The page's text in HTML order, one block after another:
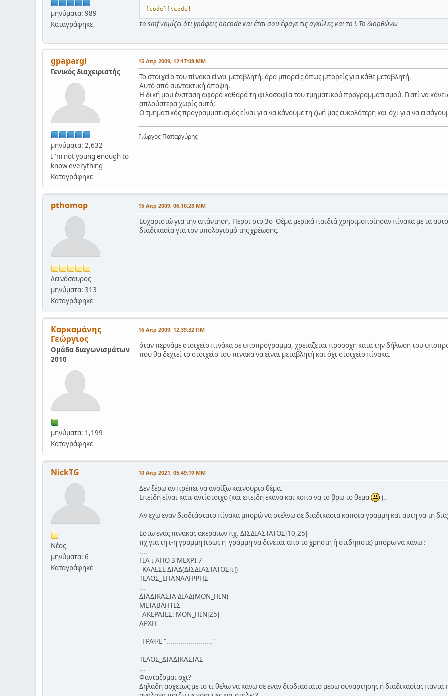
μηνύματα: 989
Καταγράφηκε
[code] [\code]
το smf νομίζει ότι γράφεις bbcode και έτσι σου έφαγε τις αγκύλες και το i. Το διορθώνω
gpapargi
Γενικός διαχειριστής
μηνύματα: 2,632
I 'm not young enough to
know everything
Καταγράφηκε
15 Απρ 2009, 12:17:08 ΜΜ
Το στοιχείο του πίνακα είναι μεταβλητή, άρα μπορείς όπως μπορείς για κάθε μεταβλητή.
Αυτό από συντακτική άποψη.
Η δική μου ένσταση αφορά καθαρά τη φιλοσοφία του τμηματικού προγραμματισμού. Γιατί να
απλούστερα χωρίς αυτό;
Ο τμηματικός προγραμματισμός είναι για να κάνουμε τη ζωή μας ευκολότερη και όχι για να
Γιώργος Παπαργύρης
pthomop
Δεινόσαυρος
μηνύματα: 313
Καταγράφηκε
15 Απρ 2009, 06:10:28 ΜΜ
Eυχαριστώ για την απάντηση. Περσι στο 3ο Θέμα μερικά παιδιά χρησιμοποίησαν πίνακα με τα
διαδικασία για τον υπολογισμό της χρέωσης.
Καρκαμάνης
Γεώργιος
Ομάδα διαγωνισμάτων
2010
μηνύματα: 1,199
Καταγράφηκε
16 Απρ 2009, 12:39:32 ΠΜ
όταν περνάμε στοιχείο πινάκα σε υποπρόγραμμα, χρειάζεται προσοχη κατά την δήλωση του
που θα δεχτεί το στοιχείο του πινάκα να είναι μεταβλητή και όχι στοιχείο πίνακα.
NickTG
Νέος
μηνύματα: 6
Καταγράφηκε
10 Απρ 2021, 05:49:19 ΜΜ
Δεν ξέρω αν πρέπει να ανοίξω καινούριο θέμα.
Επείδη είναι κάτι αντίστοιχο (και επειδη εκανα και κοπο να το βρω το θεμα
)..
Αν εχω εναν δισδιάστατο πίνακα μπορώ να στελνω σε διαδικασια καποια γραμμη και αυτη να τη
Εστω ενας πινακας ακεραιων πχ. ΔΙΣΔΙΑΣΤΑΤΟΣ[10,25]
πχ για τη ι-η γραμμη (ισως η γραμμη να δινεται απο το χρηστη ή οτιδηποτε) μπορω να κανω :
....
ΓΙΑ ι ΑΠΟ 3 ΜΕΧΡΙ 7
ΚΑΛΕΣΕ ΔΙΑΔ(ΔΙΣΔΙΑΣΤΑΤΟΣ[ι])
ΤΕΛΟΣ_ΕΠΑΝΑΛΗΨΗΣ
...
ΔΙΑΔΙΚΑΣΙΑ ΔΙΑΔ(ΜΟΝ_ΠΙΝ)
ΜΕΤΑΒΛΗΤΕΣ
ΑΚΕΡΑΙΕΣ: ΜΟΝ_ΠΙΝ[25]
ΑΡΧΗ
ΓΡΑΨΕ "......................."
ΤΕΛΟΣ_ΔΙΑΔΙΚΑΣΙΑΣ
...
Φανταζομαι οχι?
Δηλαδη ασχετως με το τι θελω να κανω σε εναν δισδιαστατο μεσω συναρτησης ή διαδικασίας παντα